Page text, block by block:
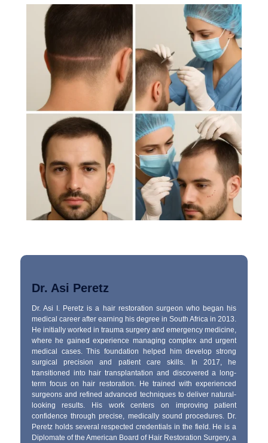
Dr. Asi Peretz
Dr. Asi I. Peretz is a hair restoration surgeon who began his
medical career after earning his degree in South Africa in 2013.
He initially worked in trauma surgery and emergency medicine,
where he gained experience managing complex and urgent
medical cases. This foundation helped him develop strong
surgical precision and patient care skills. In 2017, he
transitioned into hair transplantation and discovered a long-
term focus on hair restoration. He trained with experienced
surgeons and refined advanced techniques to deliver natural-
looking results. His work centers on improving patient
confidence through precise, medically sound procedures. Dr.
Peretz holds several respected credentials in the field. He is a
Diplomate of the American Board of Hair Restoration Surgery, a